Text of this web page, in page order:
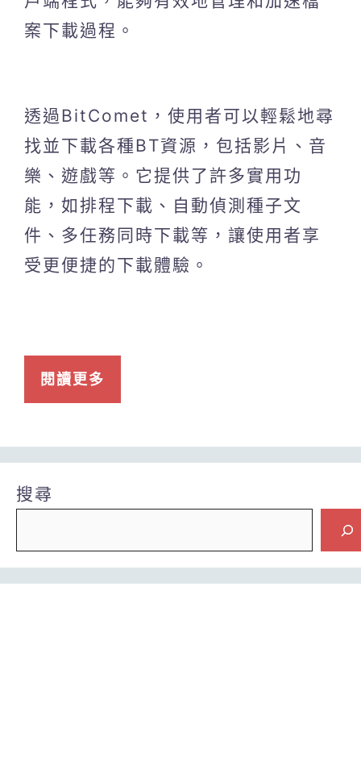
案下載過程。
透過BitComet，使用者可以輕鬆地尋
找並下載各種BT資源，包括影片、音
樂、遊戲等。它提供了許多實用功
能，如排程下載、自動偵測種子文
件、多任務同時下載等，讓使用者享
受更便捷的下載體驗。
閱讀更多
搜尋